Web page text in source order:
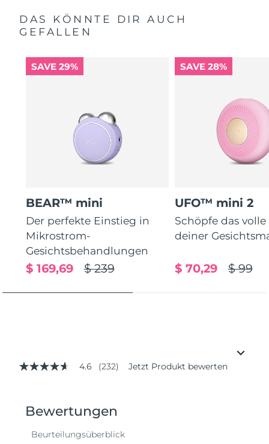
DAS KÖNNTE DIR AUCH
GEFALLEN
SAVE 29%
BEAR™ mini
Der perfekte Einstieg in
Mikrostrom-
Gesichtsbehandlungen
$ 239
$ 169,69
SAVE 28%
UFO™ mini 2
Schöpfe das
deiner
$ 99
$ 70,29
4.6
Durchschnittswert
der
Bewertung.
Read
4.6 (232) Jetzt Produkt bewerten